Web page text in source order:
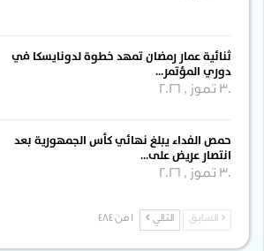
ثنائية عمار رمضان تمهد خطوة لدونايسكا في
دوري المؤتمر…
30 تموز , 2026
حمص الفداء يبلغ نهائي كأس الجمهورية بعد
انتصار عريض على…
30 تموز , 2026
السابق التالي